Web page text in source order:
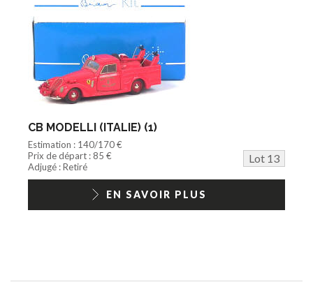
CB MODELLI (ITALIE) (1)
Estimation : 140/170 €
Prix de départ : 85 €
Lot 13
Adjugé : Retiré
EN SAVOIR PLUS